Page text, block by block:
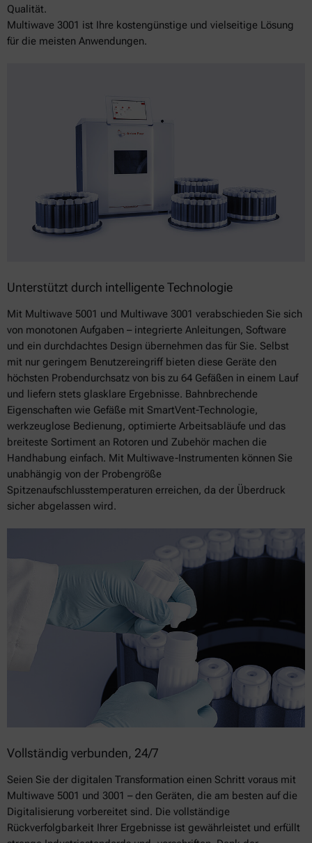
Qualität.
Multiwave 3001 ist Ihre kostengünstige und vielseitige Lösung
für die meisten Anwendungen.
Unterstützt durch intelligente Technologie
Mit Multiwave 5001 und Multiwave 3001 verabschieden Sie sich
von monotonen Aufgaben – integrierte Anleitungen, Software
und ein durchdachtes Design übernehmen das für Sie. Selbst
mit nur geringem Benutzereingriff bieten diese Geräte den
höchsten Probendurchsatz von bis zu 64 Gefäßen in einem Lauf
und liefern stets glasklare Ergebnisse. Bahnbrechende
Eigenschaften wie Gefäße mit SmartVent-Technologie,
werkzeuglose Bedienung, optimierte Arbeitsabläufe und das
breiteste Sortiment an Rotoren und Zubehör machen die
Handhabung einfach. Mit Multiwave-Instrumenten können Sie
unabhängig von der Probengröße
Spitzenaufschlusstemperaturen erreichen, da der Überdruck
sicher abgelassen wird.
Vollständig verbunden, 24/7
Seien Sie der digitalen Transformation einen Schritt voraus mit
Multiwave 5001 und 3001 – den Geräten, die am besten auf die
Digitalisierung vorbereitet sind. Die vollständige
Rückverfolgbarkeit Ihrer Ergebnisse ist gewährleistet und erfüllt